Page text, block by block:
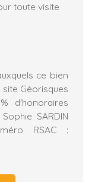
toute visite
ce bien
Géorisques
d'honoraires
SARDIN
RSAC :